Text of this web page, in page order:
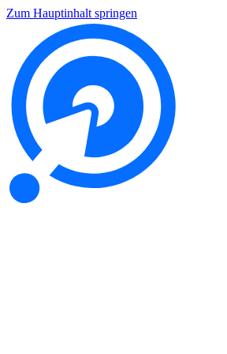
Zum Hauptinhalt springen